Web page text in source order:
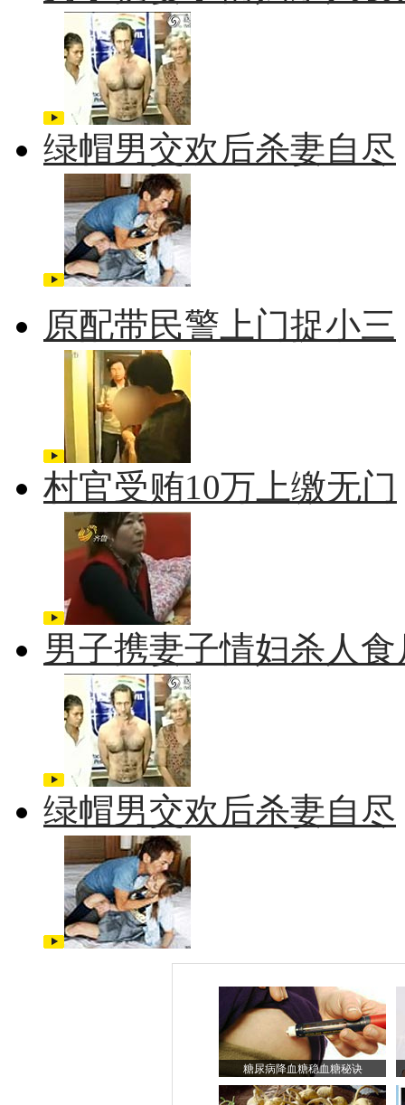
绿帽男交欢后杀妻自尽
原配带民警上门捉小三
村官受贿10万上缴无门
男子携妻子情妇杀人食
绿帽男交欢后杀妻自尽
糖尿病降血糖稳血糖秘诀